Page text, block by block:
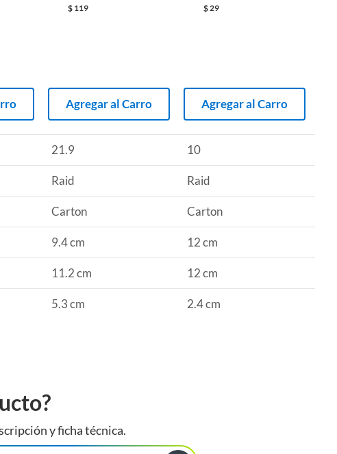
21.9 ml
$ 119
Agregar al Carro
$ 29
Agregar al Carro
21.9 10
Raid Raid
Carton Carton
9.4 cm 12 cm
11.2 cm 12 cm
5.3 cm 2.4 cm
y ficha técnica.